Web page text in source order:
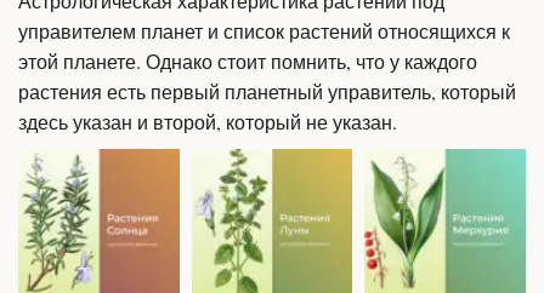
управителем планет и список растений относящихся к
этой планете. Однако стоит помнить, что у каждого
растения есть первый планетный управитель, который
здесь указан и второй, который не указан.